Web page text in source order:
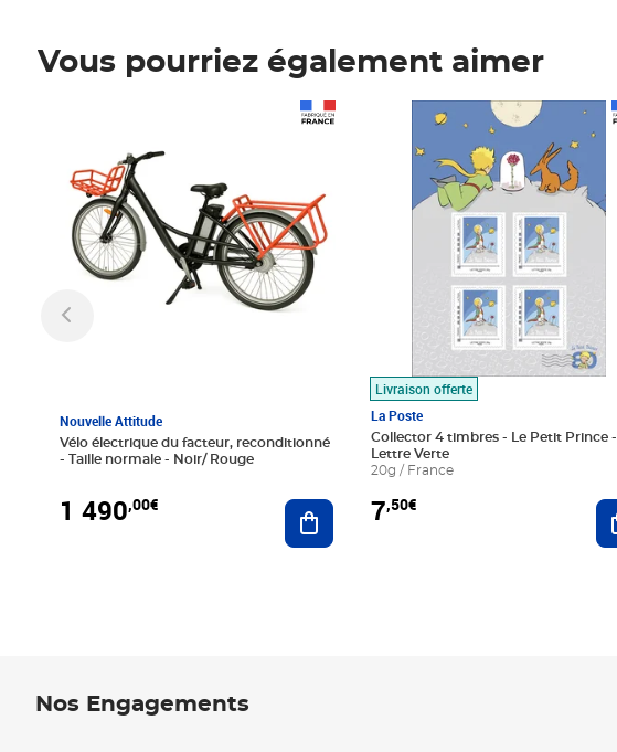
Vous pourriez également aimer
Nouvelle Attitude
Vélo électrique du facteur, reconditionné
- Taille normale - Noir/ Rouge
1 490,00€ Ajouter au panier
Livraison offerte
La Poste
Collector 4 timbres - Le Petit Prince -
Lettre Verte
20g / France
7,50€
Prix 7,50€
Nos Engagements